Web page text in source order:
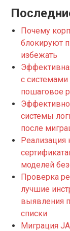
Почему
блокируют
избежать
с
пошаговое
системы
после
Реализация
моделей
Проверка
лучшие
выявления
списки
Миграция